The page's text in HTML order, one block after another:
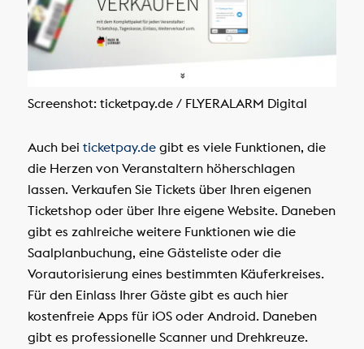
Screenshot: ticketpay.de / FLYERALARM Digital
Auch bei ticketpay.degibt es viele Funktionen, die
die Herzen von Veranstaltern höherschlagen
lassen. Verkaufen Sie Tickets über Ihren eigenen
Ticketshop oder über Ihre eigene Website. Daneben
gibt es zahlreiche weitere Funktionen wie die
Saalplanbuchung, eine Gästeliste oder die
Vorautorisierung eines bestimmten Käuferkreises.
Für den Einlass Ihrer Gäste gibt es auch hier
kostenfreie Apps für iOS oder Android. Daneben
gibt es professionelle Scanner und Drehkreuze.